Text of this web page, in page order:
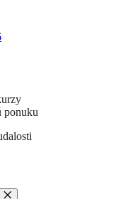
ponuku